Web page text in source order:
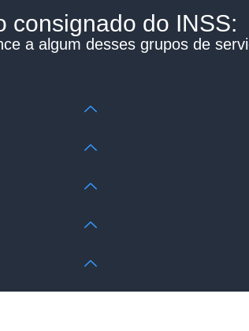
consignado do INSS:
a algum desses grupos de